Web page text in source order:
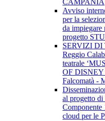
CAMPANIA
Avviso
per la
da impiegare
progetto
SERVIZI DI
Reggio
teatrale
OF DISNEY
Falcomatà -
al progetto
Componente
cloud per le